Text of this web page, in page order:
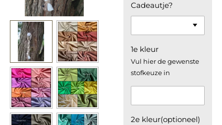
Cadeautje?
1e kleur
Vul hier de gewenste
stofkeuze in
2e kleur(optioneel)